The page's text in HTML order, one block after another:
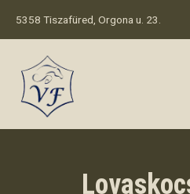
5358 Tiszafüred, Orgona u. 23.